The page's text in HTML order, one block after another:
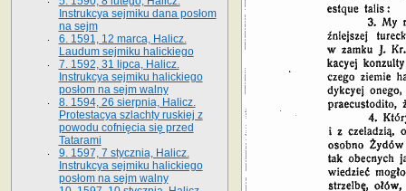
Instrukcya sejmiku dana posłom
na sejm
6. 1591, 12 marca, Halicz.
Laudum sejmiku halickiego
7. 1592, 31 lipca, Halicz.
Instrukcya sejmiku halickiego
posłom na sejm walny
8. 1594, 26 sierpnia, Halicz.
Protestacya szlachty ruskiej z
powodu cofnięcia się przed
Tatarami
9. 1597, 7 stycznia, Halicz.
Instrukcya sejmiku halickiego
posłom na sejm walny